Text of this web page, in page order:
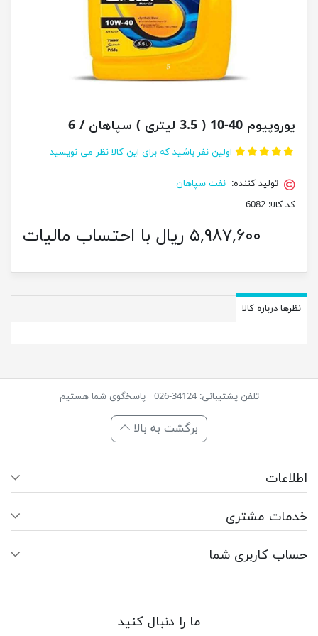
یوروپیوم 40-10 ( 3.5 لیتری ) سپاهان / 6
اولین نفر باشید که برای این کالا نظر می نویسید
تولید کننده: نفت سپاهان
کد کالا: 6082
۵,۹۸۷,۶۰۰ ریال با احتساب مالیات
نظرها درباره کالا
تلفن پشتیبانی: 34124-026 پاسخگوی شما هستیم
برگشت به بالا
اطلاعات
خدمات مشتری
حساب کاربری شما
ما را دنبال کنید